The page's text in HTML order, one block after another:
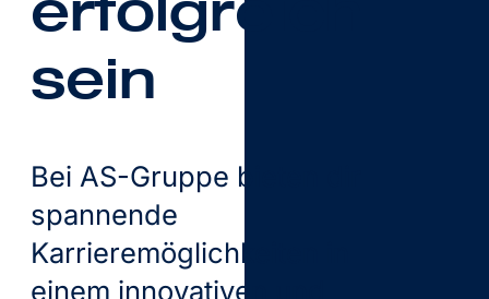
sein
Bei AS-Gruppe bieten dir
spannende
Karrieremöglichkeiten in
einem innovativen und